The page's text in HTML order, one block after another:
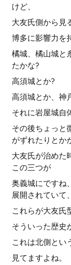
けど、
大友氏側から見
博多に影響力を
橘城、橘山城と
たかな?
高須城とか?
高須城とか、神
それに岩屋城自
その後ちょっと
がずれたりとか
大友氏が治めた
この三つが
奥義城にですね
展開されていて、
これらが大友氏
そういった歴史
これは北側とい
見てますよね。